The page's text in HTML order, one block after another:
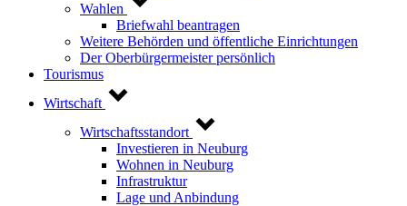
Wahlen
Briefwahl beantragen
Weitere Behörden und öffentliche Einrichtungen
Der Oberbürgermeister persönlich
Tourismus
Wirtschaft
Wirtschaftsstandort
Investieren in Neuburg
Wohnen in Neuburg
Infrastruktur
Lage und Anbindung